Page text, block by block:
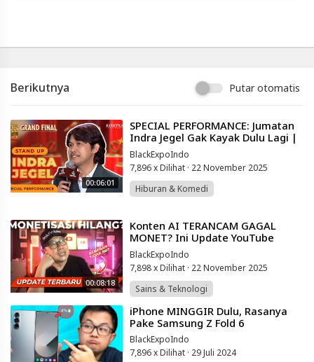
401XD
Berikutnya Putar otomatis
00:06:01
⁣SPECIAL PERFORMANCE: Jumatan
Indra Jegel Gak Kayak Dulu Lagi |
GRAND FINAL SUCI 11
BlackExpoIndo
7,896 x Dilihat · 22 November 2025
Hiburan & Komedi
00:08:18
⁣Konten AI TERANCAM GAGAL
MONET? Ini Update YouTube
Terbaru yang Bikin Kaget 😱
BlackExpoIndo
7,898 x Dilihat · 22 November 2025
Sains & Teknologi
⁣iPhone MINGGIR Dulu, Rasanya
Pake Samsung Z Fold 6
BlackExpoIndo
7,896 x Dilihat · 29 Juli 2024